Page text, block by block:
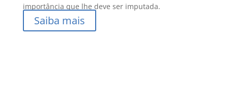
importância que lhe deve ser imputada.
Saiba mais